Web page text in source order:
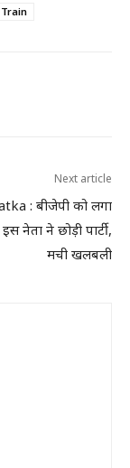
Next article
: बीजेपी को लगा
नेता ने छोड़ी पार्टी,
मची खलबली